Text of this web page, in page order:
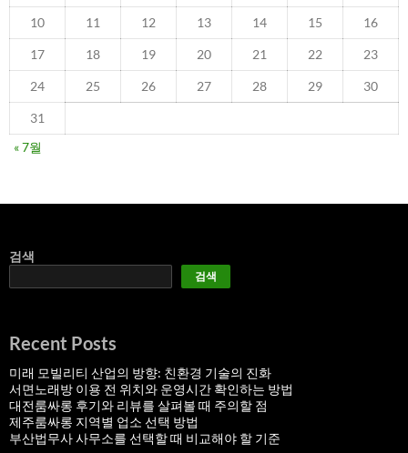
10 11 12 13 14 15 16
17 18 19 20 21 22 23
24 25 26 27 28 29 30
31
« 7월
검색
검색
Recent Posts
미래 모빌리티 산업의 방향: 친환경 기술의 진화
서면노래방 이용 전 위치와 운영시간 확인하는 방법
대전룸싸롱 후기와 리뷰를 살펴볼 때 주의할 점
제주룸싸롱 지역별 업소 선택 방법
부산법무사 사무소를 선택할 때 비교해야 할 기준